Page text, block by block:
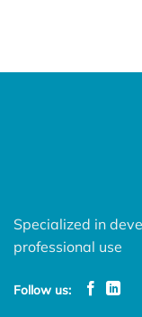
Specialized in
professional use
Follow us: